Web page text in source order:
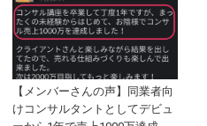
【メンバーさんの声】同業者向
けコンサルタントとしてデビュ